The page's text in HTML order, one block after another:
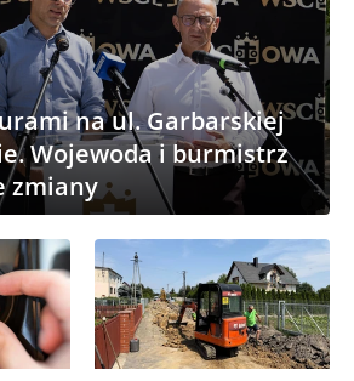
na ul. Garbarskiej
Wojewoda i burmistrz
zmiany